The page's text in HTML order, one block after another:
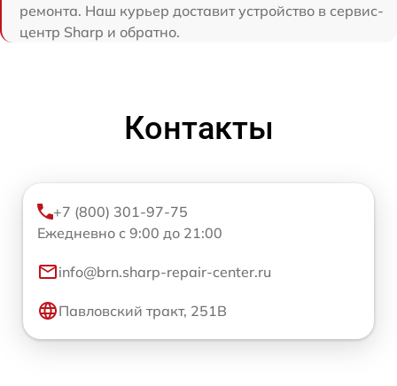
ремонта. Наш курьер доставит устройство в сервис-
центр Sharp и обратно.
Контакты
+7 (800) 301-97-75
Ежедневно с 9:00 до 21:00
info@brn.sharp-repair-center.ru
Павловский тракт, 251В